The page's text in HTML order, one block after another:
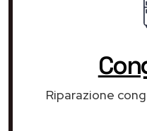
Riparazione